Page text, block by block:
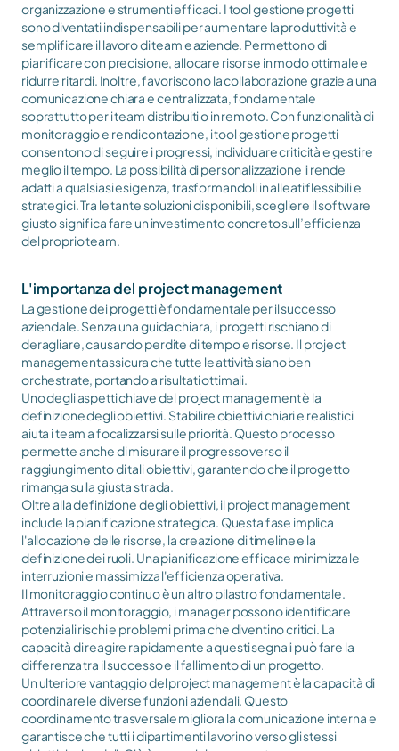
organizzazione e strumenti efficaci. I tool gestione progetti
sono diventati indispensabili per aumentare la produttività e
semplificare il lavoro di team e aziende. Permettono di
pianificare con precisione, allocare risorse in modo ottimale e
ridurre ritardi. Inoltre, favoriscono la collaborazione grazie a una
comunicazione chiara e centralizzata, fondamentale
soprattutto per i team distribuiti o in remoto. Con funzionalità di
monitoraggio e rendicontazione, i tool gestione progetti
consentono di seguire i progressi, individuare criticità e gestire
meglio il tempo. La possibilità di personalizzazione li rende
adatti a qualsiasi esigenza, trasformandoli in alleati flessibili e
strategici. Tra le tante soluzioni disponibili, scegliere il software
giusto significa fare un investimento concreto sull’efficienza
del proprio team.
L'importanza del project management
La gestione dei progetti è fondamentale per il successo
aziendale. Senza una guida chiara, i progetti rischiano di
deragliare, causando perdite di tempo e risorse. Il project
management assicura che tutte le attività siano ben
orchestrate, portando a risultati ottimali.
Uno degli aspetti chiave del project management è la
definizione degli obiettivi. Stabilire obiettivi chiari e realistici
aiuta i team a focalizzarsi sulle priorità. Questo processo
permette anche di misurare il progresso verso il
raggiungimento di tali obiettivi, garantendo che il progetto
rimanga sulla giusta strada.
Oltre alla definizione degli obiettivi, il project management
include la pianificazione strategica. Questa fase implica
l'allocazione delle risorse, la creazione di timeline e la
definizione dei ruoli. Una pianificazione efficace minimizza le
interruzioni e massimizza l'efficienza operativa.
Il monitoraggio continuo è un altro pilastro fondamentale.
Attraverso il monitoraggio, i manager possono identificare
potenziali rischi e problemi prima che diventino critici. La
capacità di reagire rapidamente a questi segnali può fare la
differenza tra il successo e il fallimento di un progetto.
Un ulteriore vantaggio del project management è la capacità di
coordinare le diverse funzioni aziendali. Questo
coordinamento trasversale migliora la comunicazione interna e
garantisce che tutti i dipartimenti lavorino verso gli stessi